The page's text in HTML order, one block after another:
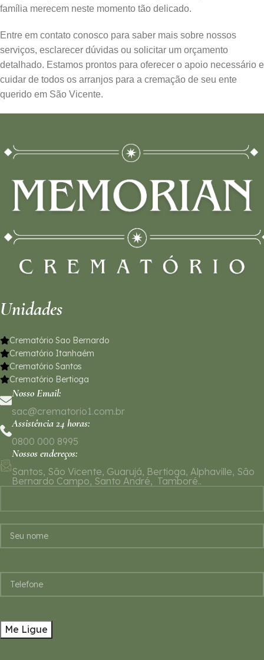
família merecem neste momento tão delicado.
Entre em contato conosco para saber mais sobre nossos
serviços, esclarecer dúvidas ou solicitar um orçamento
detalhado. Estamos prontos para oferecer o apoio necessário e
cuidar de todos os arranjos para a cremação de seu ente
querido em São Vicente.
Unidades
Crematório Sao Bernardo
Crematório Itanhaém
Crematório Santos
Crematório Bertioga
Nosso Email:
sac@crematorio1.com.br
Assistência 24 horas:
0800 000 8995
Nossos endereços:
Santos, São Vicente, Guarujá, Bertioga, Alphaville, São
Bernardo Campo, Santo André, Tamboré..